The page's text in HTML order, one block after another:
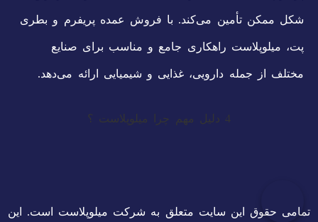
شکل ممکن تأمین می‌کند. با فروش عمده پریفرم و بطری
پت، میلوپلاست راهکاری جامع و مناسب برای صنایع
مختلف از جمله دارویی، غذایی و شیمیایی ارائه می‌دهد.
4 دلیل مهم چرا میلوپلاست ؟
تمامی حقوق این سایت متعلق به شرکت میلوپلاست است. این